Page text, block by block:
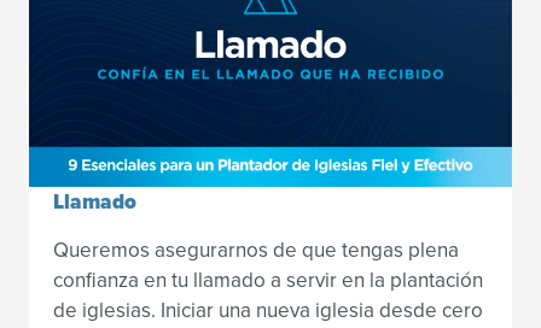
Llamado
Queremos asegurarnos de que tengas plena
confianza en tu llamado a servir en la plantación
de iglesias. Iniciar una nueva iglesia desde cero